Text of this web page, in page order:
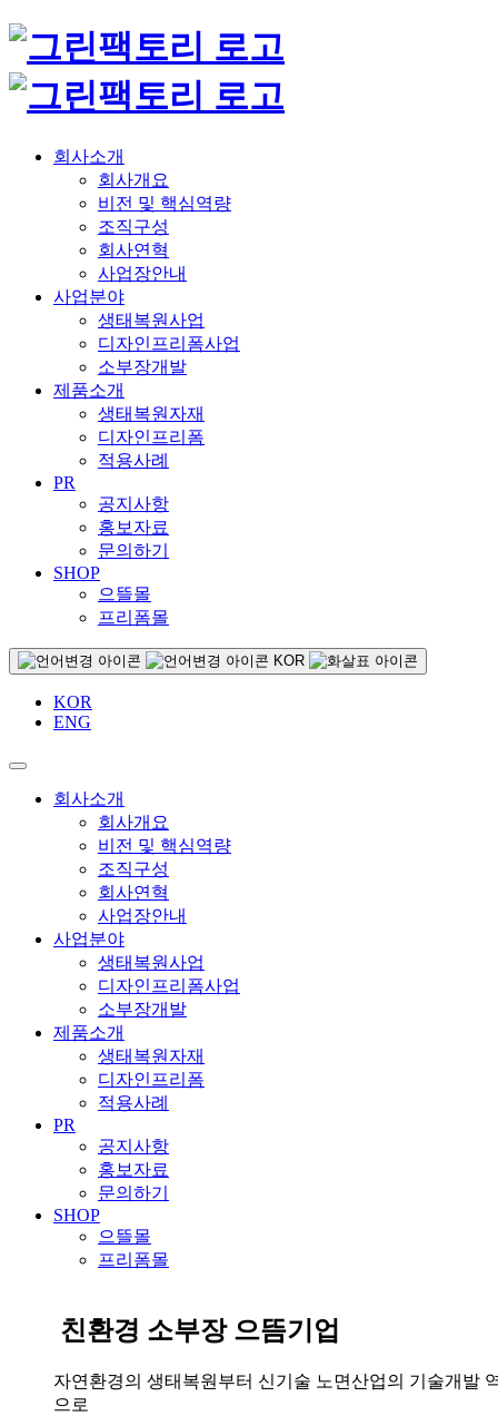
회사소개
회사개요
비전 및 핵심역량
조직구성
회사연혁
사업장안내
사업분야
생태복원사업
디자인프리폼사업
소부장개발
제품소개
생태복원자재
디자인프리폼
적용사례
PR
공지사항
홍보자료
문의하기
SHOP
으뜰몰
프리폼몰
KOR
KOR
ENG
회사소개
회사개요
비전 및 핵심역량
조직구성
회사연혁
사업장안내
사업분야
생태복원사업
디자인프리폼사업
소부장개발
제품소개
생태복원자재
디자인프리폼
적용사례
PR
공지사항
홍보자료
문의하기
SHOP
으뜰몰
프리폼몰
친환경 소부장 으뜸기업
자연환경의 생태복원부터 신기술 노면산업의 기술개발
으로